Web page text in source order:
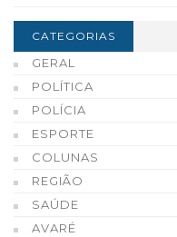
CATEGORIAS
GERAL
POLÍTICA
POLÍCIA
ESPORTE
COLUNAS
REGIÃO
SAÚDE
AVARÉ